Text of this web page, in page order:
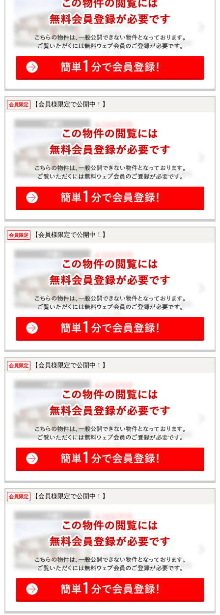
会員限定 【会員様限定で公開中！】
会員限定 【会員様限定で公開中！】
会員限定 【会員様限定で公開中！】
会員限定 【会員様限定で公開中！】